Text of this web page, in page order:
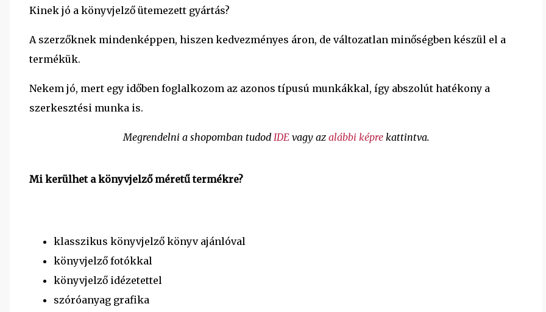
Kinek jó a könyvjelző ütemezett gyártás?
A szerzőknek mindenképpen, hiszen kedvezményes áron, de változatlan minőségben készül el a
termékük.
Nekem jó, mert egy időben foglalkozom az azonos típusú munkákkal, így abszolút hatékony a
szerkesztési munka is.
Megrendelni a shopomban tudod IDEvagy az alábbi képrekattintva.
Mi kerülhet a könyvjelző méretű termékre?
klasszikus könyvjelző könyv ajánlóval
könyvjelző fotókkal
könyvjelző idézetettel
szóróanyag grafika